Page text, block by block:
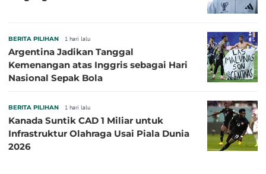
BERITA PILIHAN 1 hari lalu
Argentina Jadikan Tanggal
Kemenangan atas Inggris sebagai Hari
Nasional Sepak Bola
BERITA PILIHAN 1 hari lalu
Kanada Suntik CAD 1 Miliar untuk
Infrastruktur Olahraga Usai Piala Dunia
2026